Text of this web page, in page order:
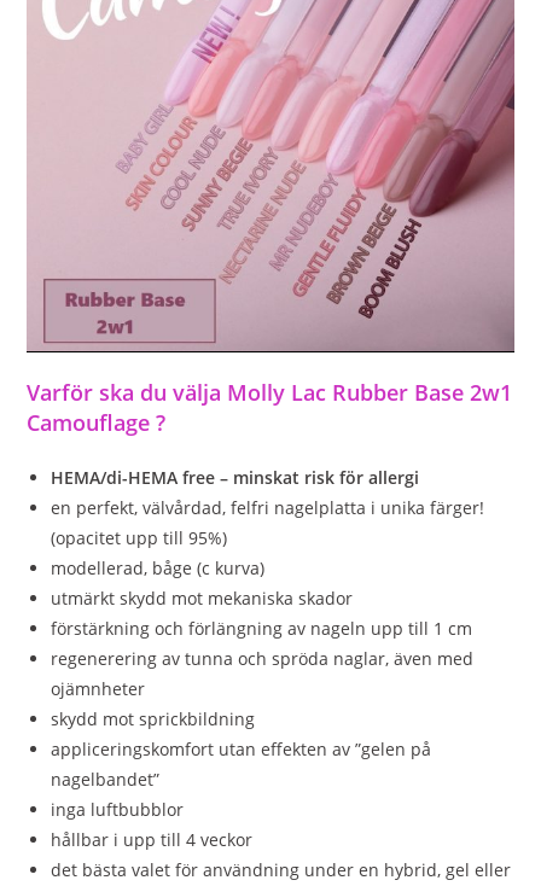
Varför ska du välja Molly Lac Rubber Base 2w1
Camouflage ?
HEMA/di-HEMA free – minskat risk för allergi
en perfekt, välvårdad, felfri nagelplatta i unika färger!
(opacitet upp till 95%)
modellerad, båge (c kurva)
utmärkt skydd mot mekaniska skador
förstärkning och förlängning av nageln upp till 1 cm
regenerering av tunna och spröda naglar, även med
ojämnheter
skydd mot sprickbildning
appliceringskomfort utan effekten av ”gelen på
nagelbandet”
inga luftbubblor
hållbar i upp till 4 veckor
det bästa valet för användning under en hybrid, gel eller